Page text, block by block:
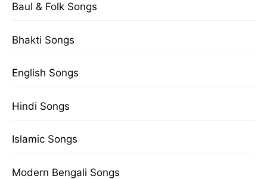
Baul & Folk Songs
Bhakti Songs
English Songs
Hindi Songs
Islamic Songs
Modern Bengali Songs